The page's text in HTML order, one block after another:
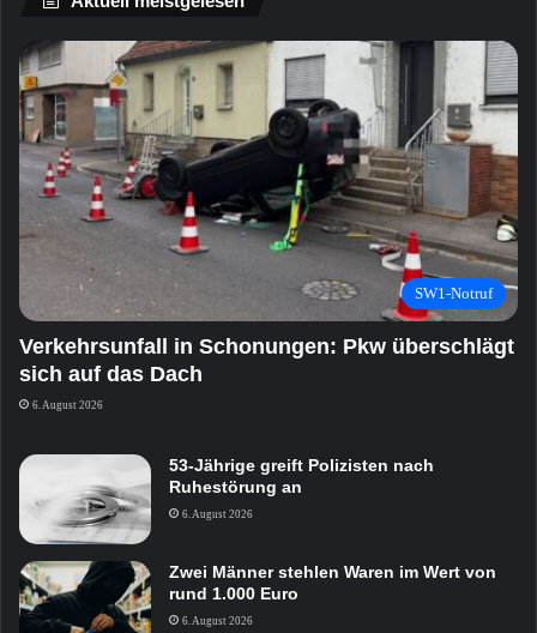
SW1-Notruf
Verkehrsunfall in Schonungen: Pkw überschlägt
sich auf das Dach
6. August 2026
53-Jährige greift Polizisten nach
Ruhestörung an
6. August 2026
Zwei Männer stehlen Waren im Wert von
rund 1.000 Euro
6. August 2026